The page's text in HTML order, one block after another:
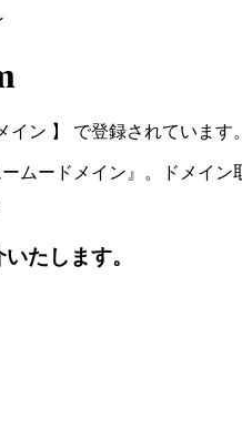
イン 】 で登録されています
ムードメイン』。ドメイン
たします。